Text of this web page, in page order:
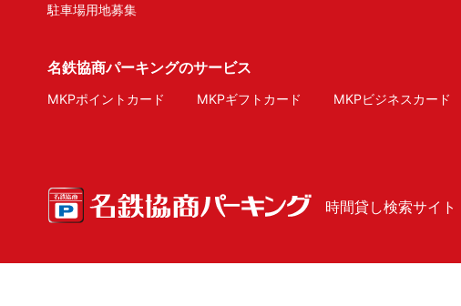
駐車場用地募集
名鉄協商パーキングのサービス
MKPポイントカード MKPギフトカード MKPビジネスカード
時間貸し検索サイト